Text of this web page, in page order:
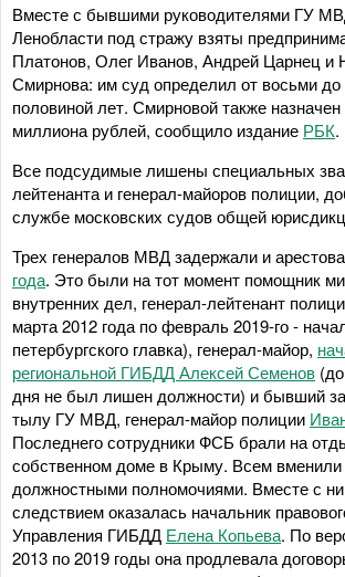
Вместе с бывшими руководителями ГУ
Ленобласти под стражу взяты
Платонов, Олег Иванов, Андрей Царнец и
Смирнова: им суд определил от восьми до
половиной лет. Смирновой также
миллиона рублей, сообщило издание РБК.
Все подсудимые лишены специальных
лейтенанта и генерал-майоров полиции,
службе московских судов общей
Трех генералов МВД задержали и
года. Это были на тот момент помощник
внутренних дел, генерал-лейтенант
марта 2012 года по февраль 2019-го -
петербургского главка), генерал-майор,
региональной ГИБДД Алексей Семенов
дня не был лишен должности) и бывший
тылу ГУ МВД, генерал-майор полиции
Последнего сотрудники ФСБ брали на
собственном доме в Крыму. Всем вменили
должностными полномочиями. Вместе с
следствием оказалась начальник
Управления ГИБДД Елена Копьева. По
2013 по 2019 годы она продлевала